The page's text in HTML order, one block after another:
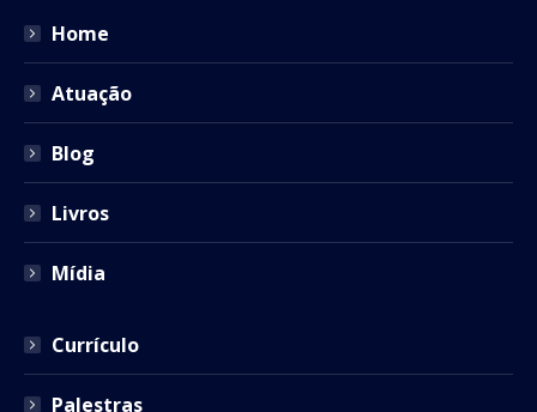
newnew
Home
Atuação
Blog
Livros
Mídia
Currículo
Palestras